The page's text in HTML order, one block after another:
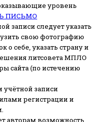
уровень
ПИСЬМО
записи следует указать
свою фотографию
о себе, указать страну и
литсовета МПЛО
сайта (по истечению
учётной записи
регистрации и
авторам возможность